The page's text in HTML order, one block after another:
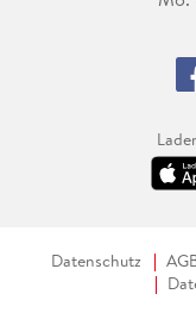
Datenschutz